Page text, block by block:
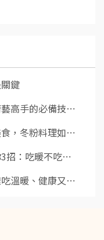
鍵
高手的必備技⋯
，冬粉料理如⋯
招：吃暖不吃⋯
溫暖、健康又⋯